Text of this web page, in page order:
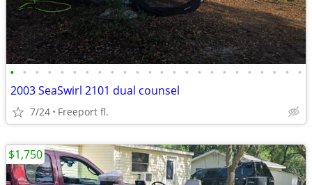
• • • • • • • • • • • • • • • • • • • • • • • •
2003 SeaSwirl 2101 dual counsel
7/24 Freeport fl.
$1,750